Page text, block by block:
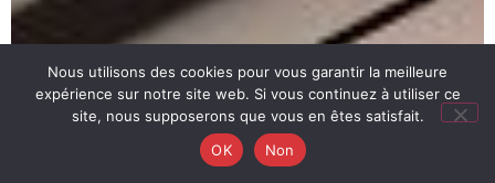
Nous utilisons des cookies pour vous garantir la meilleure
expérience sur notre site web. Si vous continuez à utiliser ce
site, nous supposerons que vous en êtes satisfait.
OK
Non